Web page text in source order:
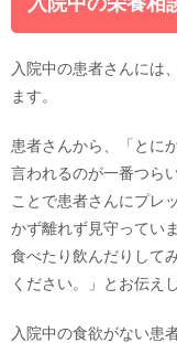
入院中の患者さんには
ます。
患者さんから、「とに
言われるのが一番つら
ことで患者さんにプレ
かず離れず見守ってい
食べたり飲んだりして
ください。」とお伝え
入院中の食欲がない患